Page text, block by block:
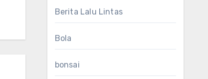
Berita Lalu Lintas
Bola
bonsai